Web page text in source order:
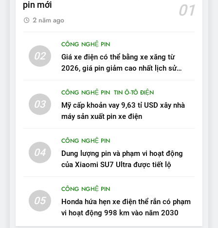
10
VinFast VF 7 tấm tắc: “Hơn
hẳn xe xăng”
ĐÁNH GIÁ XE
Người dùng nhận xét về
VinFast VF7: Độ hoàn thiện
đồng
12
VinFast VF7 – Mẫu xe cá
ĐÁNH GIÁ XE
pin mới
01
2 năm ago
02
CÔNG NGHỆ PIN
Giá xe điện có thể bằng xe xăng từ
2026, giá pin giảm cao nhất lịch sử
03
CÔNG NGHỆ PIN TIN Ô-TÔ ĐIỆN
Mỹ cấp khoản vay 9,63 tỉ USD xây nhà
máy sản xuất pin xe điện
04
CÔNG NGHỆ PIN
Dung lượng pin và phạm vi hoạt động
của Xiaomi SU7 Ultra được tiết lộ
05
CÔNG NGHỆ PIN
Honda hứa hẹn xe điện thể rắn có phạm
vi hoạt động 998 km vào năm 2030